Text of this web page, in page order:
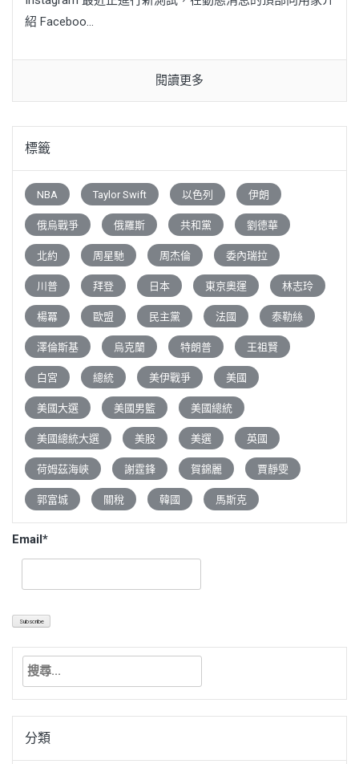
紹 Faceboo...
閱讀更多
標籤
NBA Taylor Swift 以色列 伊朗
俄烏戰爭 俄羅斯 共和黨 劉德華
北約 周星馳 周杰倫 委內瑞拉
川普 拜登 日本 東京奧運 林志玲
楊冪 歐盟 民主黨 法國 泰勒絲
澤倫斯基 烏克蘭 特朗普 王祖賢
白宮 總統 美伊戰爭 美國
美國大選 美國男籃 美國總統
美國總統大選 美股 美選 英國
荷姆茲海峽 謝霆鋒 賀錦麗 賈靜雯
郭富城 關稅 韓國 馬斯克
Email*
搜
關
字:分類